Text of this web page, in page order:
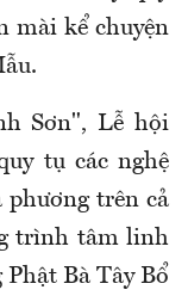
mài kể chuyện
Sơn", Lễ hội
tụ các nghệ
trên cả
trình tâm linh
Bà Tây Bổ